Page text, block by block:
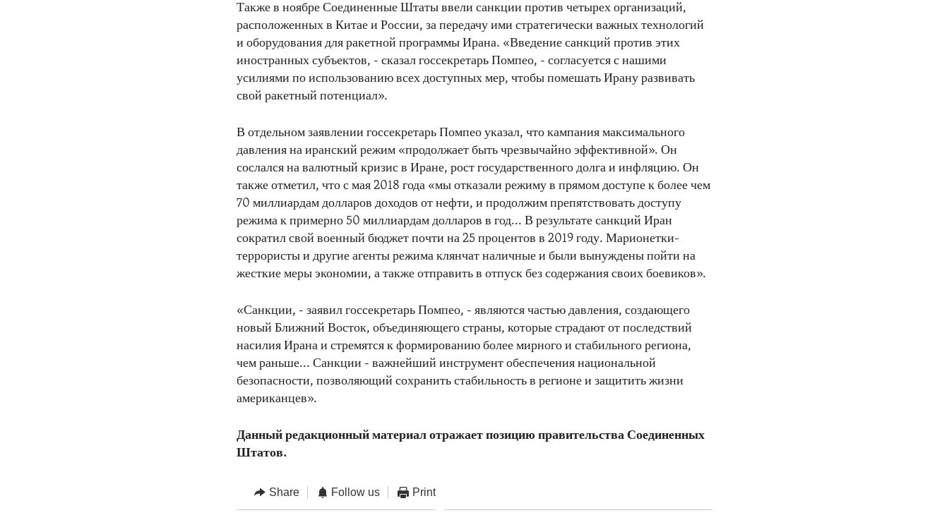
Также в ноябре Соединенные Штаты ввели санкции против четырех организаций,
расположенных в Китае и России, за передачу ими стратегически важных технологий
и оборудования для ракетной программы Ирана. «Введение санкций против этих
иностранных субъектов, - сказал госсекретарь Помпео, - согласуется с нашими
усилиями по использованию всех доступных мер, чтобы помешать Ирану развивать
свой ракетный потенциал».
В отдельном заявлении госсекретарь Помпео указал, что кампания максимального
давления на иранский режим «продолжает быть чрезвычайно эффективной». Он
сослался на валютный кризис в Иране, рост государственного долга и инфляцию. Он
также отметил, что с мая 2018 года «мы отказали режиму в прямом доступе к более чем
70 миллиардам долларов доходов от нефти, и продолжим препятствовать доступу
режима к примерно 50 миллиардам долларов в год... В результате санкций Иран
сократил свой военный бюджет почти на 25 процентов в 2019 году. Марионетки-
террористы и другие агенты режима клянчат наличные и были вынуждены пойти на
жесткие меры экономии, а также отправить в отпуск без содержания своих боевиков».
«Санкции, - заявил госсекретарь Помпео, - являются частью давления, создающего
новый Ближний Восток, объединяющего страны, которые страдают от последствий
насилия Ирана и стремятся к формированию более мирного и стабильного региона,
чем раньше... Санкции - важнейший инструмент обеспечения национальной
безопасности, позволяющий сохранить стабильность в регионе и защитить жизни
американцев».
Данный редакционный материал отражает позицию правительства Соединенных
Штатов.
Share Follow us Print